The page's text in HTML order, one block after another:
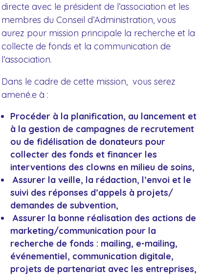
directe avec le président de l’association et les
membres du Conseil d’Administration, vous
aurez pour mission principale la recherche et la
collecte de fonds et la communication de
l’association.
Dans le cadre de cette mission, vous serez
amené.e à :
Procéder à la planification, au lancement et
à la gestion de campagnes de recrutement
ou de fidélisation de donateurs pour
collecter des fonds et financer les
interventions des clowns en milieu de soins,
Assurer la veille, la rédaction, l’envoi et le
suivi des réponses d’appels à projets/
demandes de subvention,
Assurer la bonne réalisation des actions de
marketing/communication pour la
recherche de fonds : mailing, e-mailing,
événementiel, communication digitale,
projets de partenariat avec les entreprises,